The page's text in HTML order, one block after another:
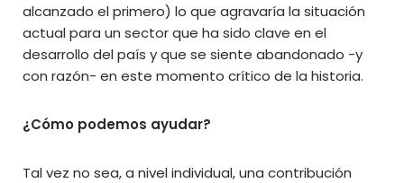
alcanzado el primero) lo que agravaría la situación
actual para un sector que ha sido clave en el
desarrollo del país y que se siente abandonado -y
con razón- en este momento crítico de la historia.
¿Cómo podemos ayudar?
Tal vez no sea, a nivel individual, una contribución